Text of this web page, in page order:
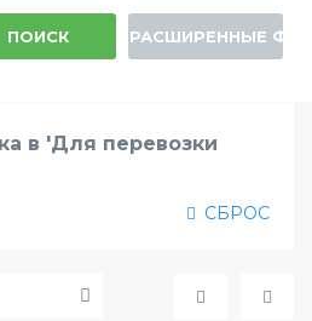
ПОИСК РАСШИРЕННЫЕ
в 'Для перевозки
СБРОС